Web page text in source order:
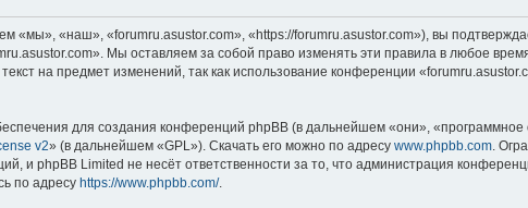
«мы», «наш», «forumru.asustor.com», «https://forumru.asustor.com»), вы
Мы оставляем за собой право изменять эти правила в любое
на предмет изменений, так как использование конференции
для создания конференций phpBB (в дальнейшем «они»,
v2» (в дальнейшем «GPL»). Скачать его можно по адресу www.phpbb.com.
и phpBB Limited не несёт ответственности за то, что администрация
по адресу https://www.phpbb.com/.